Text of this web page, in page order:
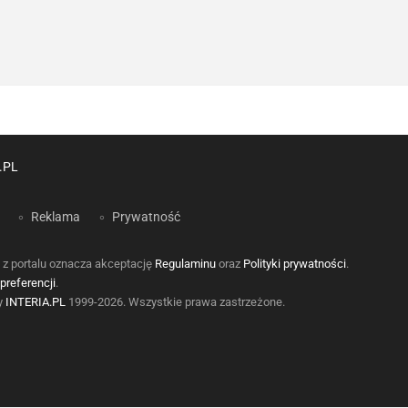
Reklama Prywatność
z portalu oznacza akceptację Regulaminu oraz Polityki prywatności.
.
INTERIA.PL 1999-2026. Wszystkie prawa zastrzeżone.